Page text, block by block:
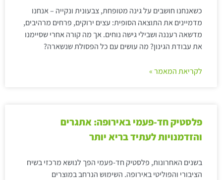
כשאנחנו חושבים על גינה מטופחת, צבעונית ונקייה – אנחנו
מדמיינים את התוצאה הסופית: עצים ירוקים, פרחים מרהיבים,
מדשאה רעננה ושבילי גישה נוחים. אך מה קורה אחרי שסיימנו
את עבודת הגינון? מה עושים עם כל הפסולת שנשארה?
לקריאת המאמר »
פלסטיק חד-פעמי באירופה: אתגרים
והזדמנויות לעתיד בריא יותר
בשנים האחרונות, פלסטיק חד-פעמי הפך לנושא מרכזי בשיח
הציבורי והפוליטי באירופה. השימוש הנרחב במוצרים